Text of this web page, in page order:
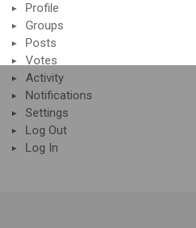
Profile
Groups
Posts
Votes
Activity
Notifications
Settings
Log Out
Log In